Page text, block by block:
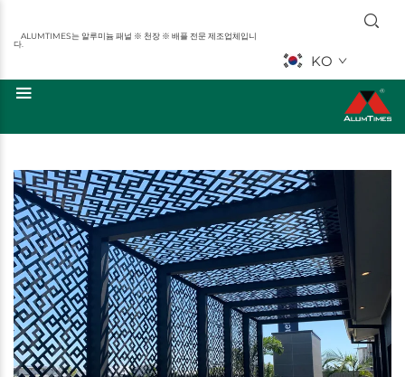
ALUMTIMES는 알루미늄 패널 ※ 천장 ※ 배플 전문 제조업체입니
다.
KO